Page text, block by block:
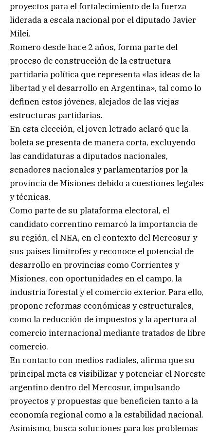
proyectos para el fortalecimiento de la fuerza
liderada a escala nacional por el diputado Javier
Milei.
Romero desde hace 2 años, forma parte del
proceso de construcción de la estructura
partidaria política que representa «las ideas de la
libertad y el desarrollo en Argentina», tal como lo
definen estos jóvenes, alejados de las viejas
estructuras partidarias.
En esta elección, el joven letrado aclaró que la
boleta se presenta de manera corta, excluyendo
las candidaturas a diputados nacionales,
senadores nacionales y parlamentarios por la
provincia de Misiones debido a cuestiones legales
y técnicas.
Como parte de su plataforma electoral, el
candidato correntino remarcó la importancia de
su región, el NEA, en el contexto del Mercosur y
sus países limítrofes y reconoce el potencial de
desarrollo en provincias como Corrientes y
Misiones, con oportunidades en el campo, la
industria forestal y el comercio exterior. Para ello,
propone reformas económicas y estructurales,
como la reducción de impuestos y la apertura al
comercio internacional mediante tratados de libre
comercio.
En contacto con medios radiales, afirma que su
principal meta es visibilizar y potenciar el Noreste
argentino dentro del Mercosur, impulsando
proyectos y propuestas que beneficien tanto a la
economía regional como a la estabilidad nacional.
Asimismo, busca soluciones para los problemas